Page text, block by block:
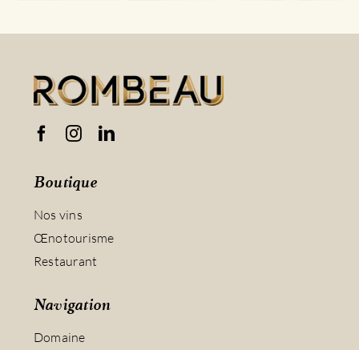
Boutique
Nos vins
Œnotourisme
Restaurant
Navigation
Domaine